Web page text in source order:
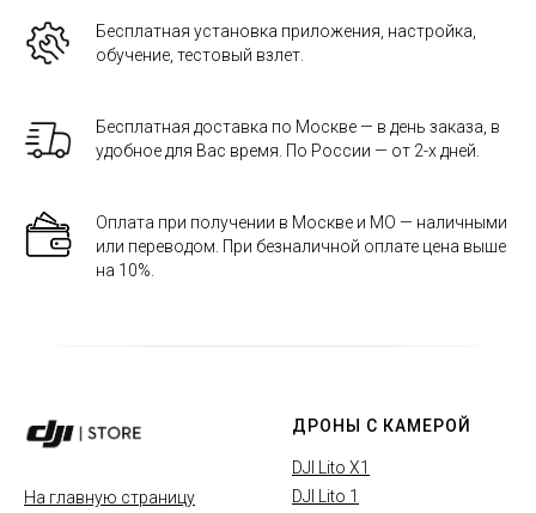
Бесплатная установка приложения, настройка,
обучение, тестовый взлет.
Бесплатная доставка по Москве — в день заказа, в
удобное для Вас время. По России — от 2-х дней.
Оплата при получении в Москве и МО — наличными
или переводом. При безналичной оплате цена выше
на 10%.
На главную страницу
ДРОНЫ С КАМЕРОЙ
DJI Lito X1
DJI Lito 1